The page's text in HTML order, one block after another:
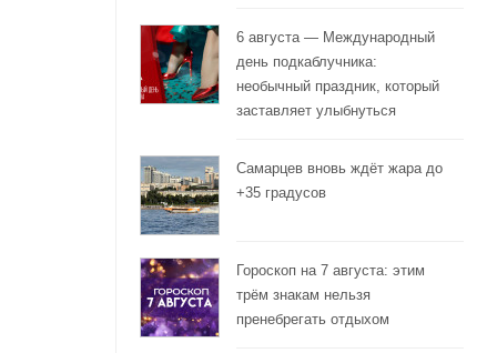
6 августа — Международный
день подкаблучника:
необычный праздник, который
заставляет улыбнуться
Самарцев вновь ждёт жара до
+35 градусов
Гороскоп на 7 августа: этим
трём знакам нельзя
пренебрегать отдыхом